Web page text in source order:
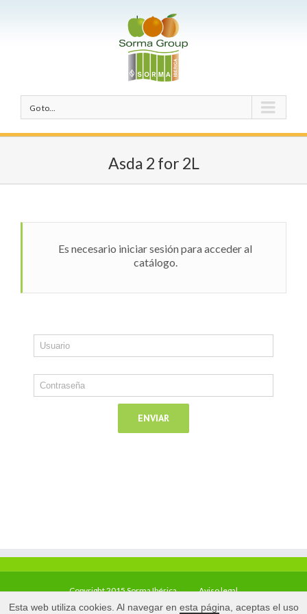
Go to...
Asda 2 for 2L
Es necesario iniciar sesión para acceder al
catálogo.
Copyright 2015 Sorma Ibérica Aviso legal
Esta web utiliza cookies. Al navegar en esta página, aceptas el uso